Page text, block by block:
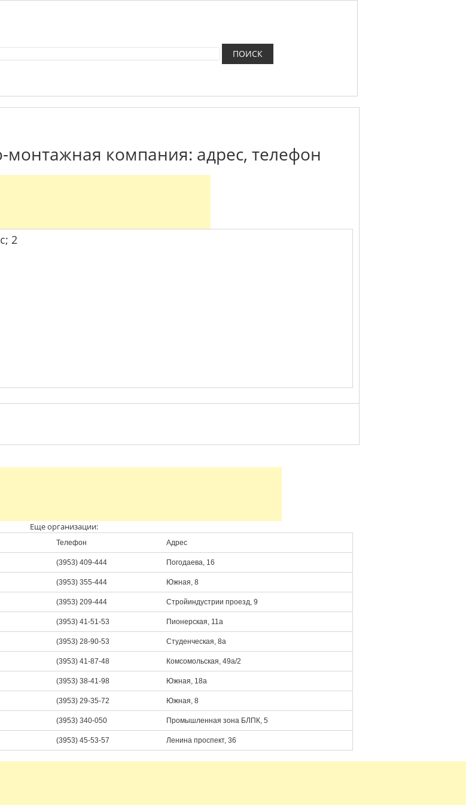
монтажная компания: адрес, телефон
2
Еще организации:
Телефон Адрес
(3953) 409-444 Погодаева, 16
(3953) 355-444 Южная, 8
(3953) 209-444 Стройиндустрии проезд, 9
(3953) 41-51-53 Пионерская, 11а
(3953) 28-90-53 Студенческая, 8а
(3953) 41-87-48 Комсомольская, 49а/2
(3953) 38-41-98 Южная, 18а
(3953) 29-35-72 Южная, 8
(3953) 340-050 Промышленная зона БЛПК, 5
(3953) 45-53-57 Ленина проспект, 36